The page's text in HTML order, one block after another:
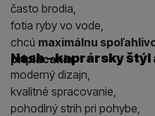
často brodia,
fotia ryby vo vode,
chcú maximálnu
priplácania.
Nash – kaprársky
moderný dizajn,
kvalitné spracovanie,
pohodlný strih pri pohybe,